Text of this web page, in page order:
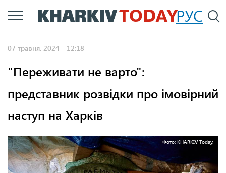
Перейти
до
РУС
07 травня, 2024 - 12:18
"Переживати не варто":
представник розвідки про імовірний
наступ на Харків
Фото: KHARKIV Today.